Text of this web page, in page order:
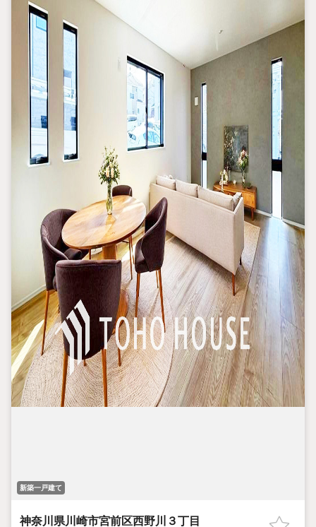
ス町田に相談してみませんか？
スタッフ一同お客様のお問合せをお待ちしております。
新築一戸建て
神奈川県川崎市宮前区西野川３丁目